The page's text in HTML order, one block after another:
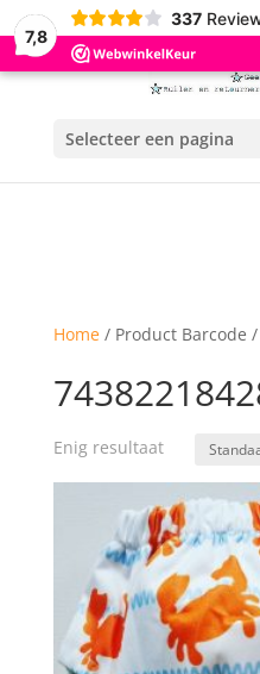
7,8
337
Selecteer een pagina
Home/ Product Barcode /
Enig resultaat